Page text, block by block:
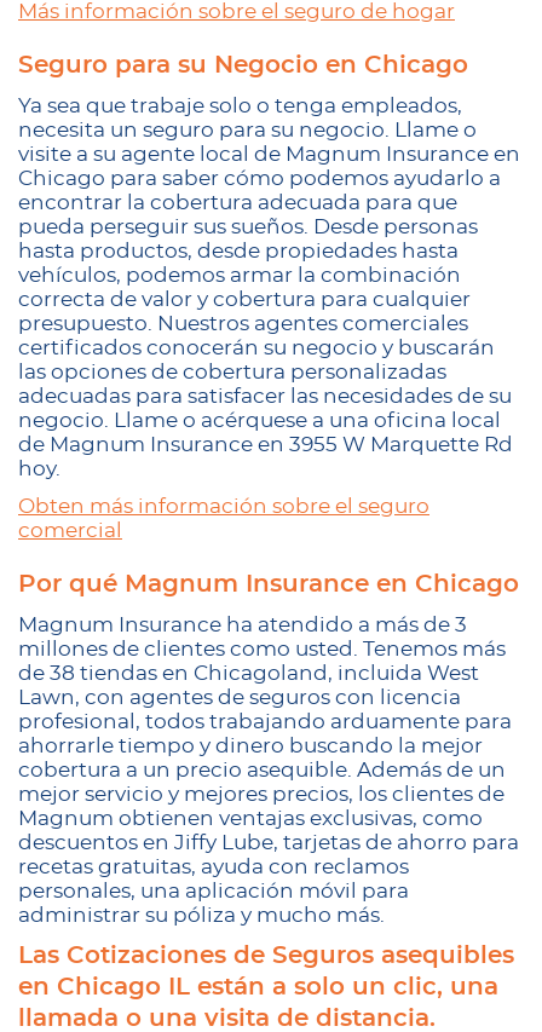
Más información sobre el seguro de hogar
Seguro para su Negocio en Chicago
Ya sea que trabaje solo o tenga empleados,
necesita un seguro para su negocio. Llame o
visite a su agente local de Magnum Insurance en
Chicago para saber cómo podemos ayudarlo a
encontrar la cobertura adecuada para que
pueda perseguir sus sueños. Desde personas
hasta productos, desde propiedades hasta
vehículos, podemos armar la combinación
correcta de valor y cobertura para cualquier
presupuesto. Nuestros agentes comerciales
certificados conocerán su negocio y buscarán
las opciones de cobertura personalizadas
adecuadas para satisfacer las necesidades de su
negocio. Llame o acérquese a una oficina local
de Magnum Insurance en 3955 W Marquette Rd
hoy.
Obten más información sobre el seguro
comercial
Por qué Magnum Insurance en Chicago
Magnum Insurance ha atendido a más de 3
millones de clientes como usted. Tenemos más
de 38 tiendas en Chicagoland, incluida West
Lawn, con agentes de seguros con licencia
profesional, todos trabajando arduamente para
ahorrarle tiempo y dinero buscando la mejor
cobertura a un precio asequible. Además de un
mejor servicio y mejores precios, los clientes de
Magnum obtienen ventajas exclusivas, como
descuentos en Jiffy Lube, tarjetas de ahorro para
recetas gratuitas, ayuda con reclamos
personales, una aplicación móvil para
administrar su póliza y mucho más.
Las Cotizaciones de Seguros asequibles
en Chicago IL están a solo un clic, una
llamada o una visita de distancia.